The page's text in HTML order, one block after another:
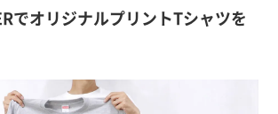
でオリジナルプリントTシャツを